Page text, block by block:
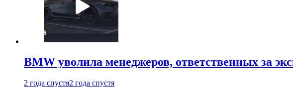
BMW уволила менеджеров, ответственных за
2 года спустя2 года спустя